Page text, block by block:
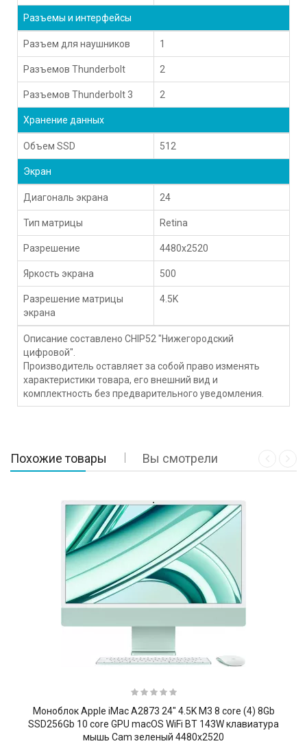
Разъемы и интерфейсы
Разъем для наушников 1
Разъемов Thunderbolt 2
Разъемов Thunderbolt 3 2
Хранение данных
Объем SSD 512
Экран
Диагональ экрана 24
Тип матрицы Retina
Разрешение 4480x2520
Яркость экрана 500
Разрешение матрицы
экрана
4.5K
Описание составлено CHIP52 "Нижегородский
цифровой".
Производитель оставляет за собой право изменять
характеристики товара, его внешний вид и
комплектность без предварительного уведомления.
Похожие товары Вы смотрели
Моноблок Apple iMac A2873 24" 4.5K M3 8 core (4) 8Gb
SSD256Gb 10 core GPU macOS WiFi BT 143W клавиатура
мышь Cam зеленый 4480x2520